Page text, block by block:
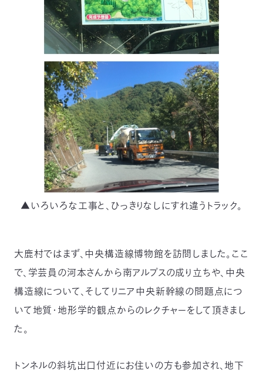
▲いろいろな工事と、ひっきりなしにすれ違うトラック。
大鹿村ではまず、中央構造線博物館を訪問しました。ここ
で、学芸員の河本さんから南アルプスの成り立ちや、中央
構造線について、そしてリニア中央新幹線の問題点につ
いて地質・地形学的観点からのレクチャーをして頂きまし
た。
トンネルの斜坑出口付近にお住いの方も参加され、地下